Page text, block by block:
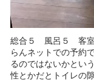
総合５ 風呂５ 客
らんネットでの予約
るのではないかとい
性とかだとトイレの